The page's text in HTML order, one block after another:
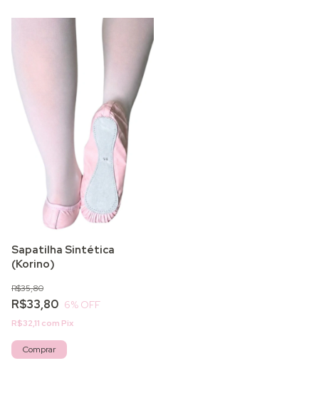
Sapatilha Sintética
(Korino)
R$33,80
R$35,80
6% OFF
R$32,11 com Pix
Comprar